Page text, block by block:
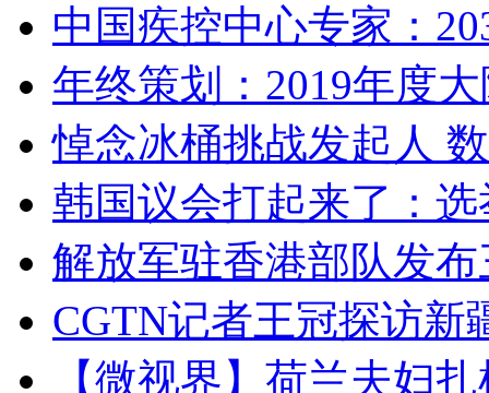
中国疾控中心专家：
年终策划：2019年度
悼念冰桶挑战发起人
韩国议会打起来了：
解放军驻香港部队发
CGTN记者王冠探访新
【微视界】荷兰夫妇